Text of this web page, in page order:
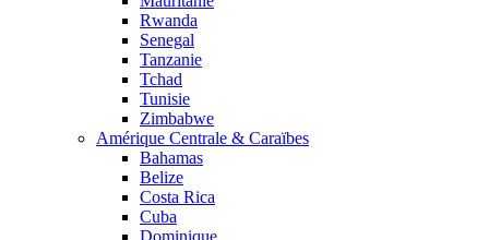
Rwanda
Senegal
Tanzanie
Tchad
Tunisie
Zimbabwe
Amérique Centrale & Caraïbes
Bahamas
Belize
Costa Rica
Cuba
Dominique